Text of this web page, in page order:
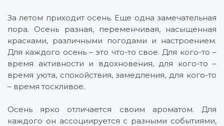
За летом приходит осень. Еще одна замечательная
пора. Осень разная, переменчивая, насыщенная
красками, различными погодами и настроением.
Для каждого осень – это что-то свое. Для кого-то –
время активности и вдохновения, для кого-то –
время уюта, спокойствия, замедления, для кого-то
– время тоскливое.
Осень ярко отличается своим ароматом. Для
каждого он ассоциируется с разными событиями,